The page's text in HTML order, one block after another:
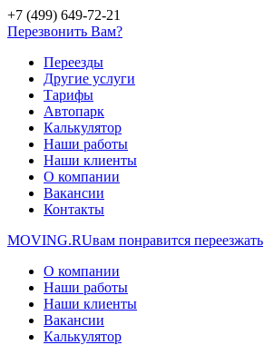
+7 (499) 649-72-21
Перезвонить Вам?
Переезды
Другие услуги
Тарифы
Автопарк
Калькулятор
Наши работы
Наши клиенты
О компании
Вакансии
Контакты
MOVING.RUвам понравится переезжать
О компании
Наши работы
Наши клиенты
Вакансии
Калькулятор